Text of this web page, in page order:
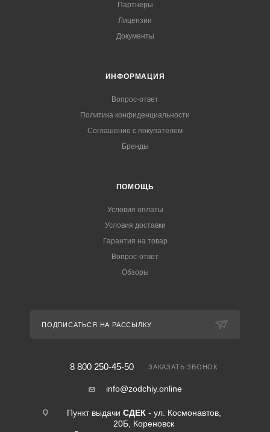
Партнеры
Лицензии
Документы
ИНФОРМАЦИЯ
Вопрос-ответ
Политика конфиденциальности
Соглашение с покупателем
Бренды
ПОМОЩЬ
Условия оплаты
Условия доставки
Гарантия на товар
Вопрос-ответ
Обзоры
ПОДПИСАТЬСЯ НА РАССЫЛКУ
8 800 250-45-50 ЗАКАЗАТЬ ЗВОНОК
info@zodchiy.online
Пункт выдачи СДЕК- ул. Космонавтов,
20Б, Кореновск